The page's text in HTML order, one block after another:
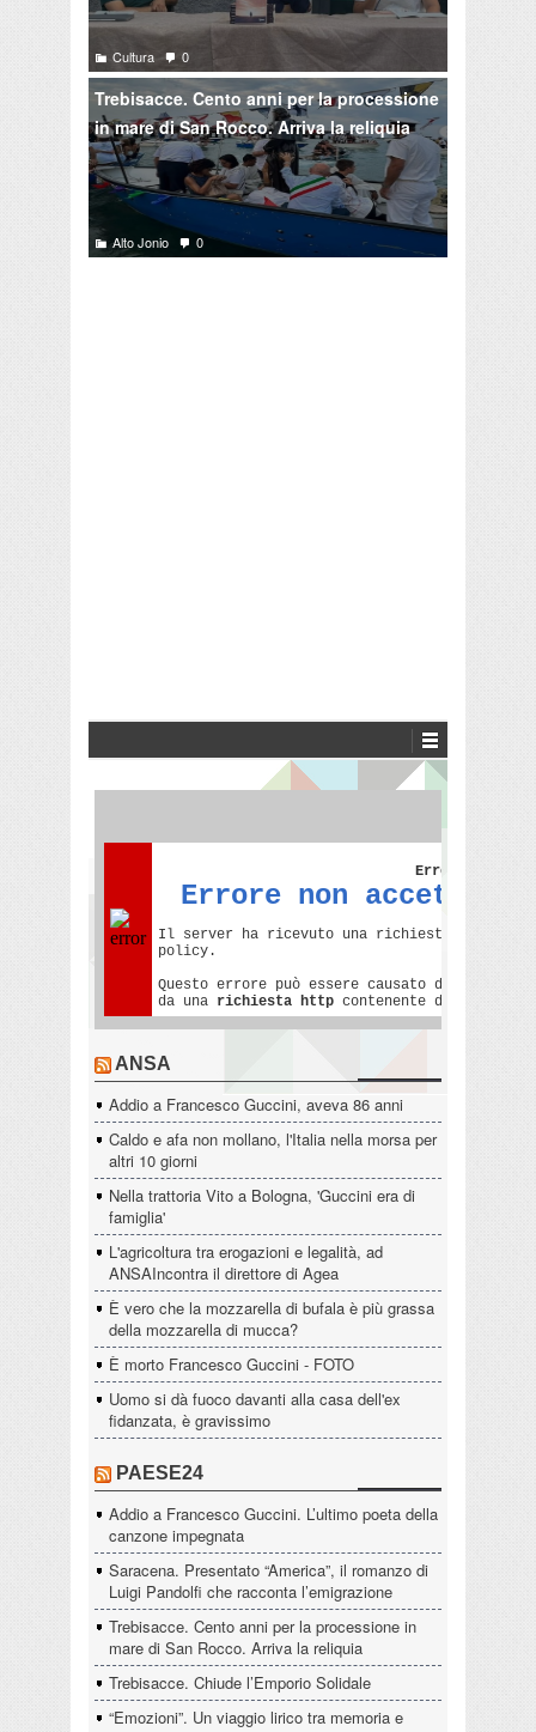
Cultura 0
Trebisacce. Cento anni per la processione
in mare di San Rocco. Arriva la reliquia
Alto Jonio 0
ANSA
Addio a Francesco Guccini, aveva 86 anni
Caldo e afa non mollano, l'Italia nella morsa per
altri 10 giorni
Nella trattoria Vito a Bologna, 'Guccini era di
famiglia'
L'agricoltura tra erogazioni e legalità, ad
ANSAIncontra il direttore di Agea
È vero che la mozzarella di bufala è più grassa
della mozzarella di mucca?
È morto Francesco Guccini - FOTO
Uomo si dà fuoco davanti alla casa dell'ex
fidanzata, è gravissimo
PAESE24
Addio a Francesco Guccini. L’ultimo poeta della
canzone impegnata
Saracena. Presentato “America”, il romanzo di
Luigi Pandolfi che racconta l’emigrazione
Trebisacce. Cento anni per la processione in
mare di San Rocco. Arriva la reliquia
Trebisacce. Chiude l’Emporio Solidale
“Emozioni”. Un viaggio lirico tra memoria e